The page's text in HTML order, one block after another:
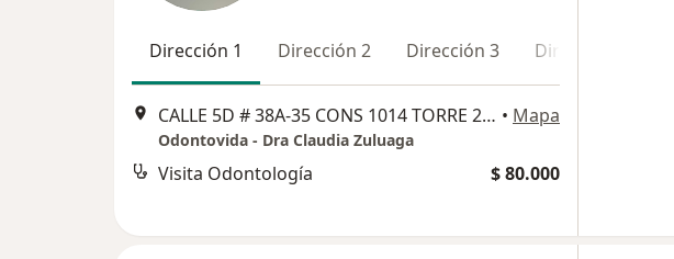
Dirección 1 Dirección 2 Dirección 3 Dirección 4
CALLE 5D # 38A‐35 CONS 1014 TORRE 2, Cali • Mapa
Odontovida - Dra Claudia Zuluaga
Visita Odontología $ 80.000